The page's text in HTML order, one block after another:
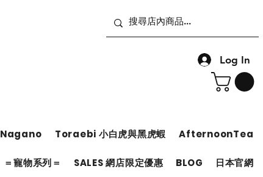
Log In
Nagano Toraebi 小白虎與黑虎蝦 AfternoonTea
＝寵物系列＝ SALES 網店限定優惠 BLOG 日本官網